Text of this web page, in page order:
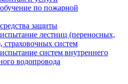
по пожарной
защиты
лестниц (переносных,
страховочных систем
систем внутреннего
водопровода